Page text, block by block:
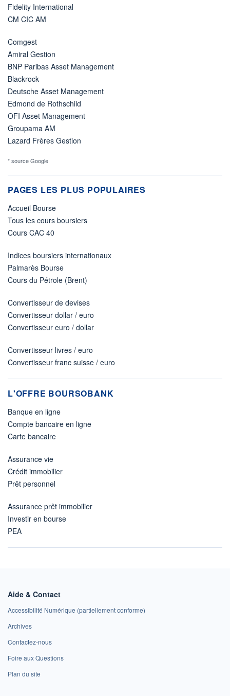
Fidelity International
CM CIC AM
Comgest
Amiral Gestion
BNP Paribas Asset Management
Blackrock
Deutsche Asset Management
Edmond de Rothschild
OFI Asset Management
Groupama AM
Lazard Frères Gestion
* source Google
PAGES LES PLUS POPULAIRES
Accueil Bourse
Tous les cours boursiers
Cours CAC 40
Indices boursiers internationaux
Palmarès Bourse
Cours du Pétrole (Brent)
Convertisseur de devises
Convertisseur dollar / euro
Convertisseur euro / dollar
Convertisseur livres / euro
Convertisseur franc suisse / euro
L'OFFRE BOURSOBANK
Banque en ligne
Compte bancaire en ligne
Carte bancaire
Assurance vie
Crédit immobilier
Prêt personnel
Assurance prêt immobilier
Investir en bourse
PEA
Aide & Contact
Accessibilité Numérique (partiellement conforme)
Archives
Contactez-nous
Foire aux Questions
Plan du site